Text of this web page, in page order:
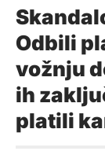
Odbili
vožnju
ih
platili